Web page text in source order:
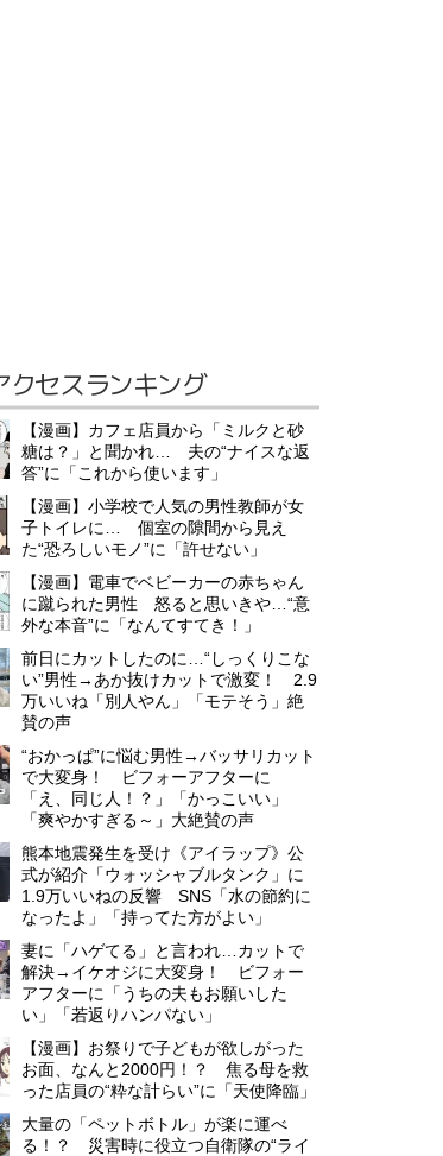
クセスランキング
【漫画】カフェ店員から「ミルクと砂
糖は？」と聞かれ… 夫の“ナイスな返
答”に「これから使います」
【漫画】小学校で人気の男性教師が女
子トイレに… 個室の隙間から見え
た“恐ろしいモノ”に「許せない」
【漫画】電車でベビーカーの赤ちゃん
に蹴られた男性 怒ると思いきや…“意
外な本音”に「なんてすてき！」
前日にカットしたのに…“しっくりこな
い”男性→あか抜けカットで激変！ 2.9
万いいね「別人やん」「モテそう」絶
賛の声
“おかっぱ”に悩む男性→バッサリカット
で大変身！ ビフォーアフターに
「え、同じ人！？」「かっこいい」
「爽やかすぎる～」大絶賛の声
熊本地震発生を受け《アイラップ》公
式が紹介「ウォッシャブルタンク」に
1.9万いいねの反響 SNS「水の節約に
なったよ」「持ってた方がよい」
妻に「ハゲてる」と言われ…カットで
解決→イケオジに大変身！ ビフォー
アフターに「うちの夫もお願いした
い」「若返りハンパない」
【漫画】お祭りで子どもが欲しがった
お面、なんと2000円！？ 焦る母を救
った店員の“粋な計らい”に「天使降臨」
大量の「ペットボトル」が楽に運べ
る！？ 災害時に役立つ自衛隊の“ライ